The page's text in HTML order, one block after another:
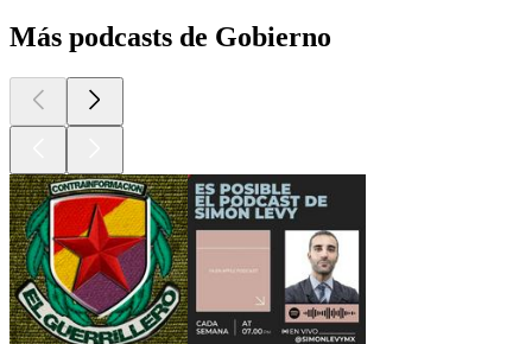
Más podcasts de Gobierno